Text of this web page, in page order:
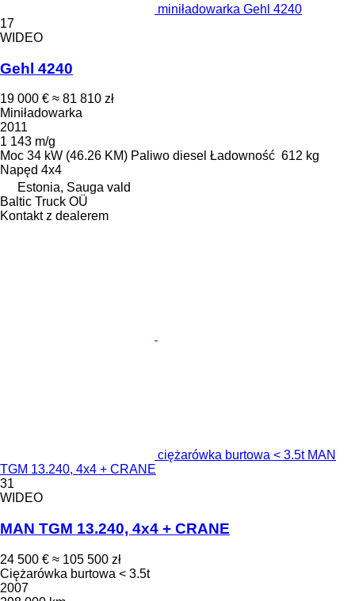
miniładowarka Gehl 4240
17
WIDEO
Gehl 4240
19 000 € ≈ 81 810 zł
Miniładowarka
2011
1 143 m/g
Moc 34 kW (46.26 KM) Paliwo diesel Ładowność 612 kg
Napęd 4x4
Estonia, Sauga vald
Baltic Truck OÜ
Kontakt z dealerem
ciężarówka burtowa < 3.5t MAN
TGM 13.240, 4x4 + CRANE
31
WIDEO
MAN TGM 13.240, 4x4 + CRANE
24 500 € ≈ 105 500 zł
Ciężarówka burtowa < 3.5t
2007